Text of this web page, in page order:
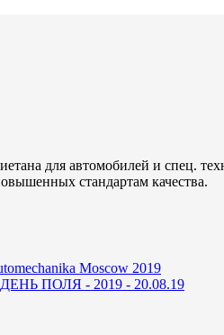
для автомобилей и спец.
стандартам качества.
Moscow 2019
ПОЛЯ - 2019 - 20.08.19